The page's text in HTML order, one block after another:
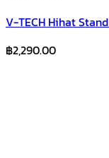
V-TECH Hihat
฿2,290.00